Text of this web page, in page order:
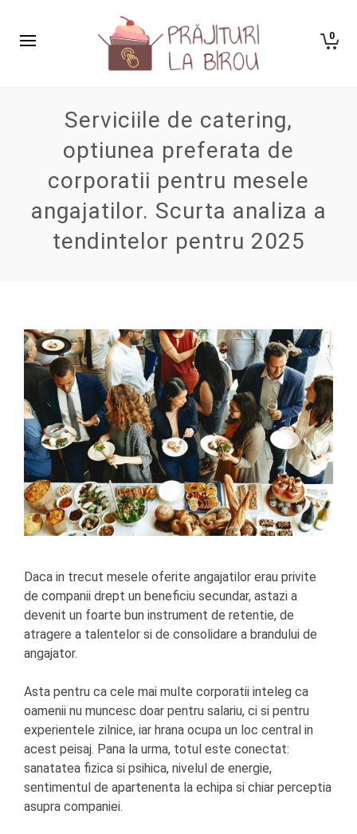
0
Serviciile de catering,
optiunea preferata de
corporatii pentru mesele
angajatilor. Scurta analiza a
tendintelor pentru 2025
Daca in trecut mesele oferite angajatilor erau privite
de companii drept un beneficiu secundar, astazi a
devenit un foarte bun instrument de retentie, de
atragere a talentelor si de consolidare a brandului de
angajator.
Asta pentru ca cele mai multe corporatii inteleg ca
oamenii nu muncesc doar pentru salariu, ci si pentru
experientele zilnice, iar hrana ocupa un loc central in
acest peisaj. Pana la urma, totul este conectat:
sanatatea fizica si psihica, nivelul de energie,
sentimentul de apartenenta la echipa si chiar perceptia
asupra companiei.